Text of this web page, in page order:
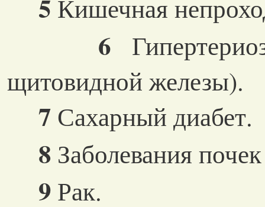
5 Кишечная
6
щитовидной железы).
7 Сахарный диабет.
8 Заболевания
9 Рак.